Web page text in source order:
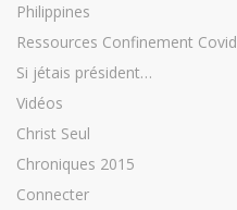
Philippines
Ressources Confinement
Si jétais président…
Vidéos
Christ Seul
Chroniques 2015
Connecter